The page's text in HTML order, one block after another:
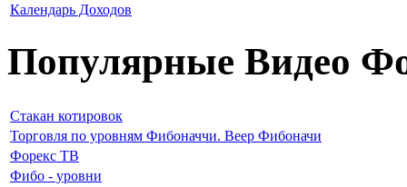
Календарь Доходов
Популярные Видео
Стакан котировок
Торговля по уровням Фибоначчи. Веер Фибоначи
Форекс ТВ
Фибо - уровни